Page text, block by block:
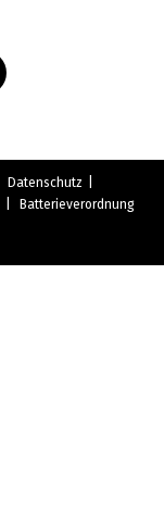
Datenschutz
Batterieverordnung